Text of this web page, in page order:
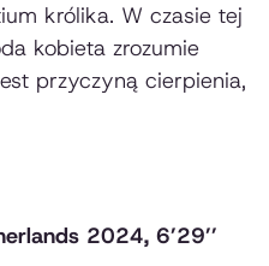
królika. W czasie tej
kobieta zrozumie
przyczyną cierpienia,
2024, 6’29’’